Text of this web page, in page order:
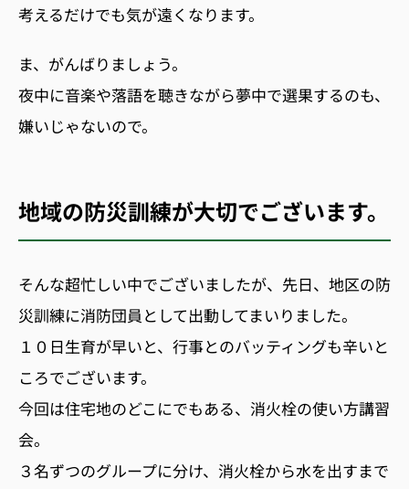
考えるだけでも気が遠くなります。
ま、がんばりましょう。
夜中に音楽や落語を聴きながら夢中で選果するのも、
嫌いじゃないので。
地域の防災訓練が大切でございます。
そんな超忙しい中でございましたが、先日、地区の防
災訓練に消防団員として出動してまいりました。
１０日生育が早いと、行事とのバッティングも辛いと
ころでございます。
今回は住宅地のどこにでもある、消火栓の使い方講習
会。
３名ずつのグループに分け、消火栓から水を出すまで